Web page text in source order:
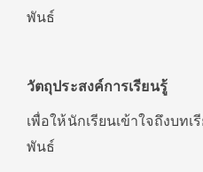
พันธ์
วัตถุประสงค์การเรียนรู้
เพื่อให้นักเรียนเข้าใจถึงบท
พันธ์